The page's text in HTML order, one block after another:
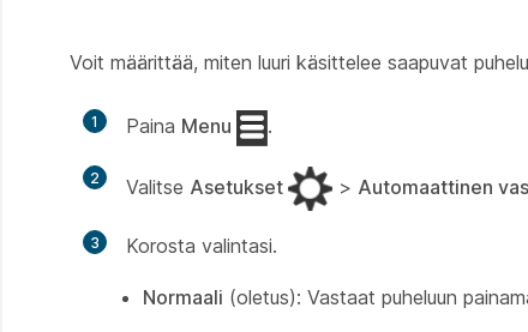
Voit määrittää, miten luuri käsittelee saapuvat
1 Paina Menu .
2 Valitse Asetukset > Automaattinen
3 Korosta valintasi.
Normaali (oletus): Vastaat puheluun